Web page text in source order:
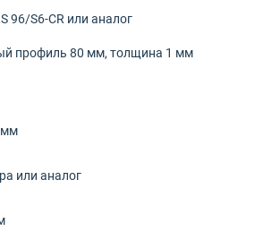
96/S6-CR или аналог
профиль 80 мм, толщина 1 мм
мм
или аналог